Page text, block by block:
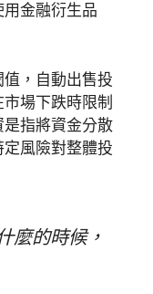
金融衍生品
，自動出售投
場下跌時限制
指將資金分散
風險對整體投
麼的時候，